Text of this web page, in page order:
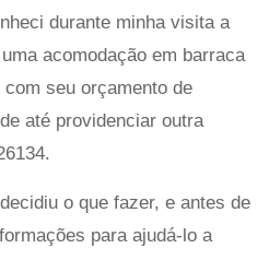
durante minha visita a
acomodação em barraca
seu orçamento de
até providenciar outra
o que fazer, e antes de
para ajudá-lo a